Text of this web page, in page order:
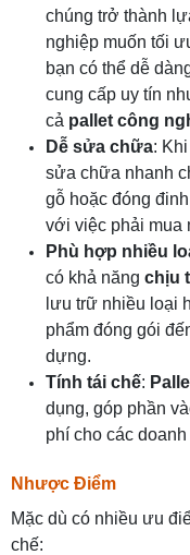
chúng trở thành
nghiệp muốn tối
bạn có thể dễ
cung cấp uy tín
cả pallet công
Dễ sửa chữa:
sửa chữa nhanh
gỗ hoặc đóng
với việc phải mua
Phù hợp nhiều
có khả năng chịu
lưu trữ nhiều loại
phẩm đóng gói
dựng.
Tính tái chế:
dụng, góp phần
phí cho các
Nhược Điểm
Mặc dù có nhiều ưu
chế: